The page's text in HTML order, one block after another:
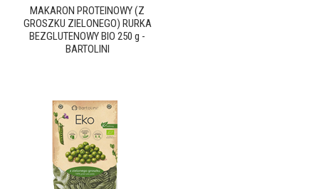
MAKARON PROTEINOWY (Z
GROSZKU ZIELONEGO) RURKA
BEZGLUTENOWY BIO 250 g -
BARTOLINI